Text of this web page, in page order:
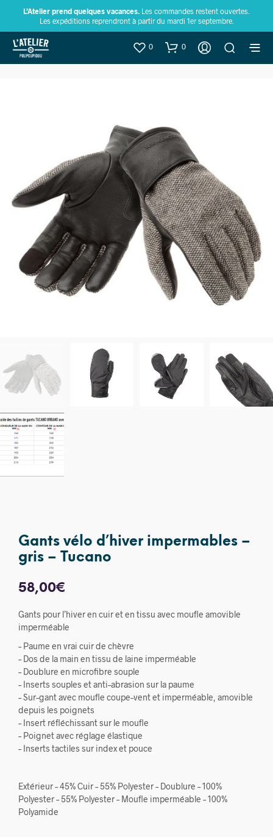
L’Atelier prend quelques vacances. Les commandes restent ouvertes.
Les expéditions reprendront à partir du mardi 1er septembre.
0 0
Gants vélo d’hiver impermables –
gris – Tucano
58,00€
Gants pour l’hiver en cuir et en tissu avec moufle amovible
imperméable
– Paume en vrai cuir de chèvre
– Dos de la main en tissu de laine imperméable
– Doublure en microfibre souple
– Inserts souples et anti–abrasion sur la paume
– Sur–gant avec moufle coupe–vent et imperméable, amovible
depuis les poignets
– Insert réfléchissant sur le moufle
– Poignet avec réglage élastique
– Inserts tactiles sur index et pouce
Extérieur – 45% Cuir – 55% Polyester – Doublure – 100%
Polyester – 55% Polyester – Moufle imperméable – 100%
Polyamide